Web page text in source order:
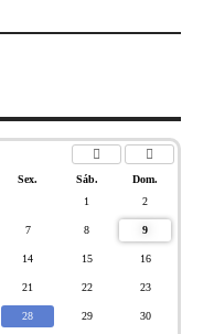
Sex. Sáb.
Dom.
1
2
7 8 9
14 15 16
21 22 23
28 29 30